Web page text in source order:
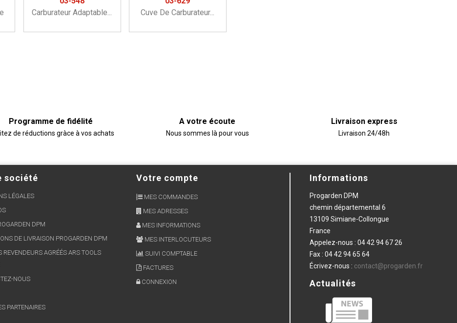
Carburateur Adaptable...
Cuve De Carburateur...
Programme de fidélité
de réductions gràce à vos achats
A votre écoute
Nous sommes là pour vous
Livraison express
Livraison 24/48h
société
LÉGALES
DPM
DE LIVRAISON PROGARDEN DPM
REVENDEURS AGRÉÉS ARS TOOLS
NOUS
PARTENAIRES
Votre compte
MES COMMANDES
MES ADRESSES
MES INFORMATIONS
MES INTERLOCUTEURS
SUIVI COMPTABLE
FACTURES
CONNEXION
Informations
Progarden DPM
chemin départemental 6
13109 Simiane-Collongue
France
Appelez-nous : 04 42 94 67 26
Fax : 04 42 94 65 64
Écrivez-nous : contact@progarden.fr
Actualités